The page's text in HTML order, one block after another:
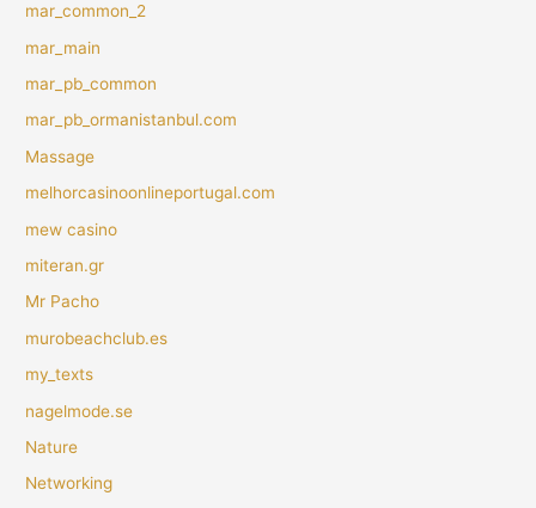
mar_common_2
mar_main
mar_pb_common
mar_pb_ormanistanbul.com
Massage
melhorcasinoonlineportugal.com
mew casino
miteran.gr
Mr Pacho
murobeachclub.es
my_texts
nagelmode.se
Nature
Networking